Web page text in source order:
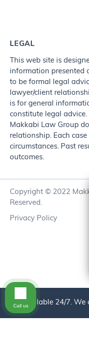
Available 24/7. We
LEGAL
This web site is
information presented
to be formal legal
lawyer/client
is for general
constitute legal
Makkabi Law Group
relationship. Each
circumstances. Past
outcomes.
Copyright © 2022
Reserved.
Privacy Policy
Call us